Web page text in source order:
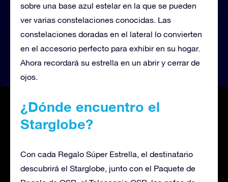
sobre una base azul estelar en la que se pueden
ver varias constelaciones conocidas. Las
constelaciones doradas en el lateral lo convierten
en el accesorio perfecto para exhibir en su hogar.
Ahora recordará su estrella en un abrir y cerrar de
ojos.
¿Dónde encuentro el
Starglobe?
Con cada Regalo Súper Estrella, el destinatario
descubrirá el Starglobe, junto con el Paquete de